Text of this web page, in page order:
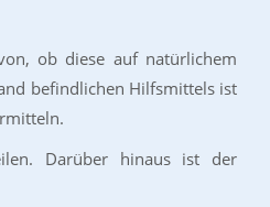
ob diese auf natürlichem
befindlichen Hilfsmittels ist
Darüber hinaus ist der